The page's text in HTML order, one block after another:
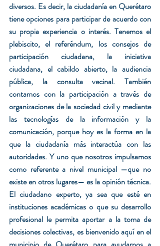
diversos. Es decir, la ciudadanía en Querétaro
tiene opciones para participar de acuerdo con
su propia experiencia o interés. Tenemos el
plebiscito, el referéndum, los consejos de
participación ciudadana, la iniciativa
ciudadana, el cabildo abierto, la audiencia
pública, la consulta vecinal. También
contamos con la participación a través de
organizaciones de la sociedad civil y mediante
las tecnologías de la información y la
comunicación, porque hoy es la forma en la
que la ciudadanía más interactúa con las
autoridades. Y uno que nosotros impulsamos
como referente a nivel municipal —que no
existe en otros lugares— es la opinión técnica.
El ciudadano experto, ya sea que esté en
instituciones académicas o que su desarrollo
profesional le permita aportar a la toma de
decisiones colectivas, es bienvenido aquí en el